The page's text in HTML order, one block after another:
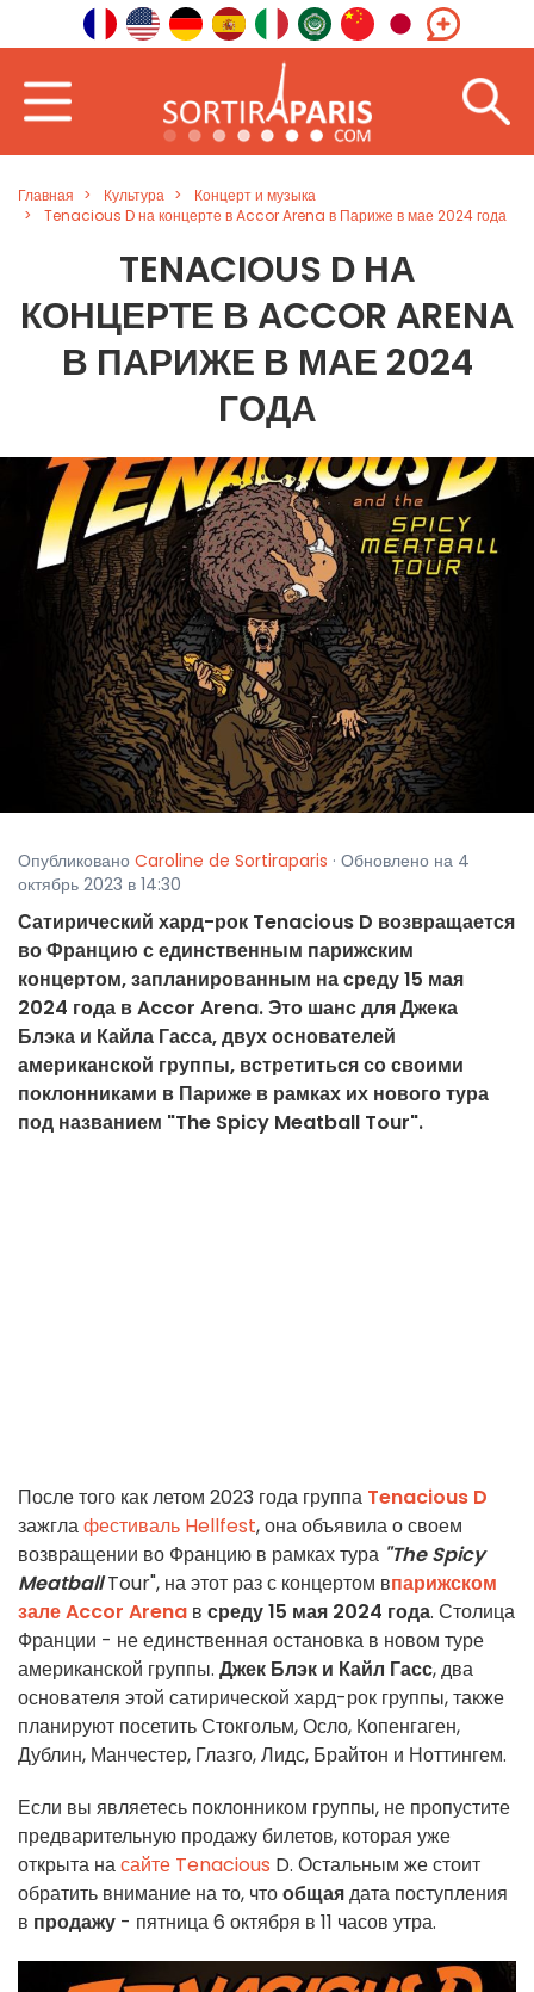
Главная Культура
Концерт и музыка
Tenacious D на концерте в Accor Arena в Париже в мае 2024 года
TENACIOUS D НА
КОНЦЕРТЕ В ACCOR ARENA
В ПАРИЖЕ В МАЕ 2024
ГОДА
Опубликовано Caroline de Sortiraparis · Обновлено на 4
октябрь 2023 в 14:30
Сатирический хард-рок Tenacious D возвращается
во Францию с единственным парижским
концертом, запланированным на среду 15 мая
2024 года в Accor Arena. Это шанс для Джека
Блэка и Кайла Гасса, двух основателей
американской группы, встретиться со своими
поклонниками в Париже в рамках их нового тура
под названием "The Spicy Meatball Tour".
После того как летом 2023 года группа Tenacious D
зажглафестиваль Hellfest, она объявила о своем
возвращении во Францию в рамках тура "The Spicy
Meatball Tour", на этот раз с концертом впарижском
зале Accor Arena в среду 15 мая 2024 года. Столица
Франции - не единственная остановка в новом туре
американской группы. Джек Блэк и Кайл Гасс, два
основателя этой сатирической хард-рок группы, также
планируют посетить Стокгольм, Осло, Копенгаген,
Дублин, Манчестер, Глазго, Лидс, Брайтон и Ноттингем.
Если вы являетесь поклонником группы, не пропустите
предварительную продажу билетов, которая уже
открыта насайте Tenacious D. Остальным же стоит
обратить внимание на то, чтообщаядата поступления
в продажу - пятница 6 октября в 11 часов утра.